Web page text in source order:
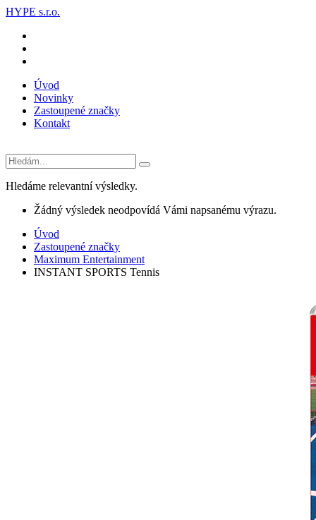
HYPE s.r.o.
Úvod
Novinky
Zastoupené značky
Kontakt
Hledáme relevantní výsledky.
Žádný výsledek neodpovídá Vámi napsanému výrazu.
Úvod
Zastoupené značky
Maximum Entertainment
INSTANT SPORTS Tennis